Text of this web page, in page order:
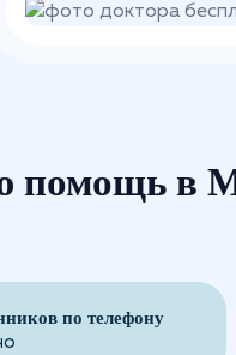
помощь в
по телефону